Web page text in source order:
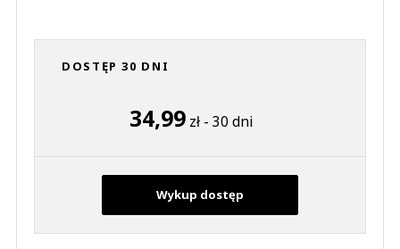
DOSTĘP 30 DNI
34,99 zł - 30 dni
Wykup dostęp